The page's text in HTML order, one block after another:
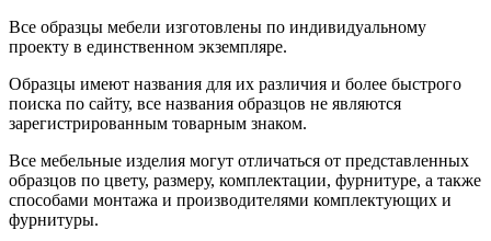
Все образцы мебели изготовлены по индивидуальному
проекту в единственном экземпляре.
Образцы имеют названия для их различия и более быстрого
поиска по сайту, все названия образцов не являются
зарегистрированным товарным знаком.
Все мебельные изделия могут отличаться от представленных
образцов по цвету, размеру, комплектации, фурнитуре, а также
способами монтажа и производителями комплектующих и
фурнитуры.